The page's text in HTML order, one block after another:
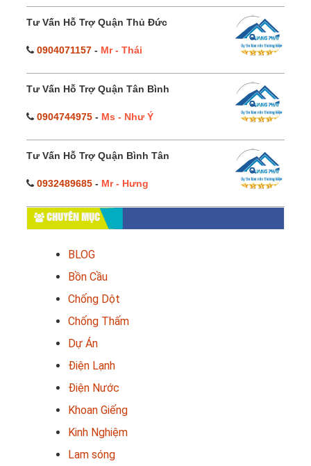
Tư Vấn Hỗ Trợ Quận Thủ Đức
0904071157 - Mr - Thái
Tư Vấn Hỗ Trợ Quận Tân Bình
0904744975 - Ms - Như Ý
Tư Vấn Hỗ Trợ Quận Bình Tân
0932489685 - Mr - Hưng
CHUYÊN MỤC
BLOG
Bồn Cầu
Chống Dột
Chống Thấm
Dự Án
Điện Lạnh
Điện Nước
Khoan Giếng
Kinh Nghiệm
Lam sóng